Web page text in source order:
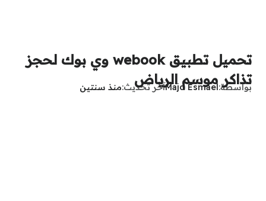
تحميل تطبيق webook وي بوك لحجز
تذاكر موسم الرياض
بواسطة Majd Esmaelآخر تحديث منذ سنتين